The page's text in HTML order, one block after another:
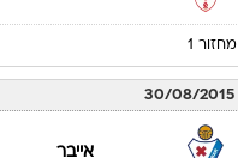
מחזור 1
30/08/2015
אייבר